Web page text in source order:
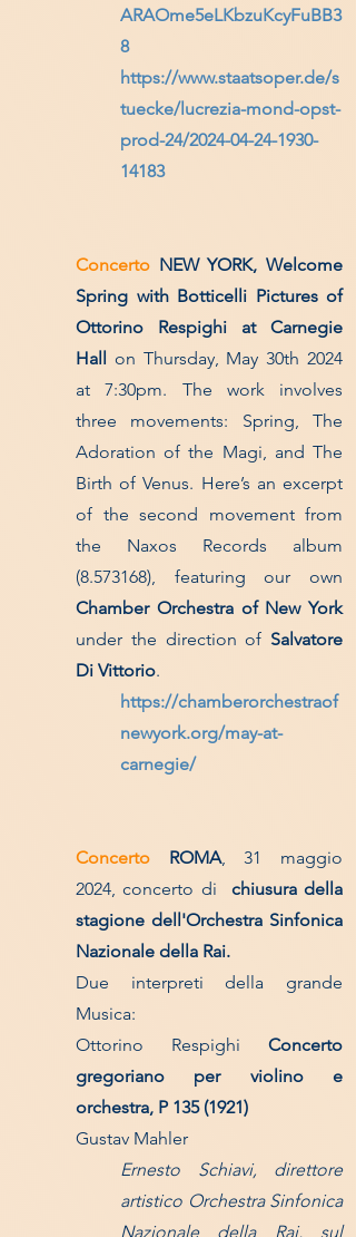
ARAOme5eLKbzuKcyFuBB3
8
https://www.staatsoper.de/s
tuecke/lucrezia-mond-opst-
prod-24/2024-04-24-1930-
14183
Concerto NEW YORK,Welcome
Spring with Botticelli Pictures of
Ottorino Respighi at Carnegie
Hall on Thursday, May 30th 2024
at 7:30pm. The work involves
three movements: Spring, The
Adoration of the Magi, and The
Birth of Venus. Here’s an excerpt
of the second movement from
the Naxos Records album
(8.573168) , featuring our own
Chamber Orchestra of New York
under the direction of Salvatore
Di Vittorio.
https://chamberorchestraof
newyork.org/may-at-
carnegie/
Concerto ROMA, 31 maggio
2024, concerto di chiusura della
stagione dell'Orchestra Sinfonica
Nazionale della Rai.
Due interpreti della grande
Musica:
Ottorino Respighi Concerto
gregoriano per violino e
orchestra, P 135 (1921)
Gustav Mahler
Ernesto Schiavi, direttore
artistico Orchestra Sinfonica
Nazionale della Rai, sul